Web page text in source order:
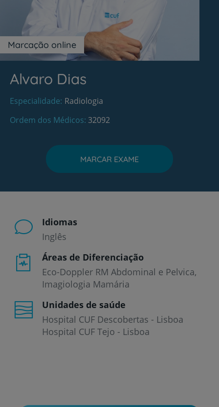
Marcação online
Alvaro Dias
Especialidade Radiologia
Ordem dos Médicos 32092
MARCAR EXAME
Idiomas
Inglês
Áreas de Diferenciação
Eco-Doppler RM Abdominal e Pelvica,
Imagiologia Mamária
Unidades de saúde
Hospital CUF Descobertas - Lisboa
Hospital CUF Tejo - Lisboa